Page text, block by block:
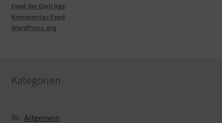
Feed der Einträge
Kommentar-Feed
WordPress.org
Kategorien
Allgemein